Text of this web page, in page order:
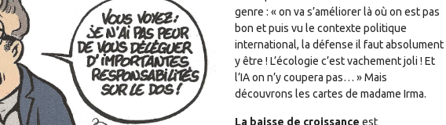
genre : « on va s’améliorer là où on est pas
bon et puis vu le contexte politique
international, la défense il faut absolument
y être ! L’écologie c’est vachement joli ! Et
l’IA on n’y coupera pas… » Mais
découvrons les cartes de madame Irma.
La baisse de croissance est